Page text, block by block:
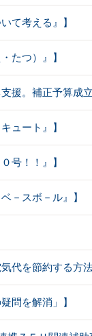
て考える』】
たつ）』】
援。補正予算成立
ュート』】
号！！』】
－スボ－ル』】
代を節約する方法
問を解消」】